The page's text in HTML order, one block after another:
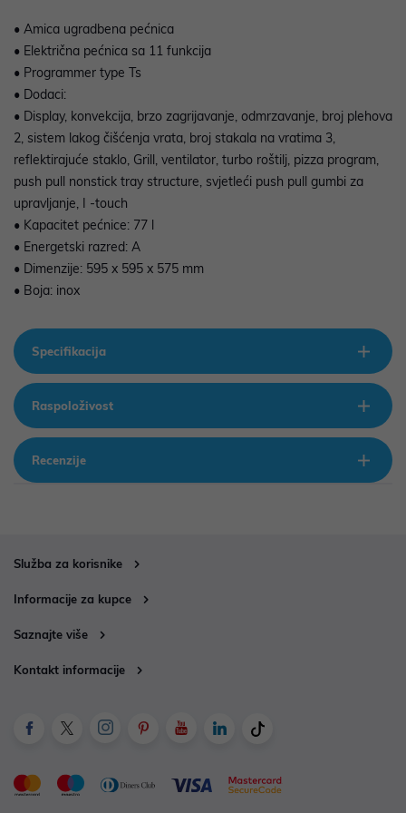
• Amica ugradbena pećnica
• Električna pećnica sa 11 funkcija
• Programmer type Ts
• Dodaci:
• Display, konvekcija, brzo zagrijavanje, odmrzavanje, broj plehova
2, sistem lakog čišćenja vrata, broj stakala na vratima 3,
reflektirajuće staklo, Grill, ventilator, turbo roštilj, pizza program,
push pull nonstick tray structure, svjetleći push pull gumbi za
upravljanje, I -touch
• Kapacitet pećnice: 77 l
• Energetski razred: A
• Dimenzije: 595 x 595 x 575 mm
• Boja: inox
Specifikacija
Raspoloživost
Recenzije
Služba za korisnike
Informacije za kupce
Saznajte više
Kontakt informacije